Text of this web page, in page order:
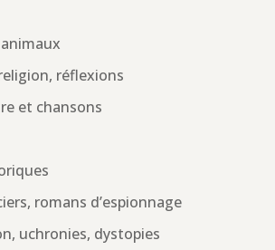
réflexions
et chansons
romans d’espionnage
uchronies, dystopies